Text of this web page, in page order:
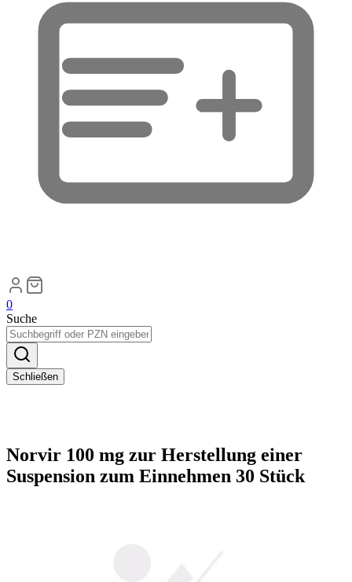
0
Suche
Schließen
Norvir 100 mg zur Herstellung einer
Suspension zum Einnehmen 30 Stück